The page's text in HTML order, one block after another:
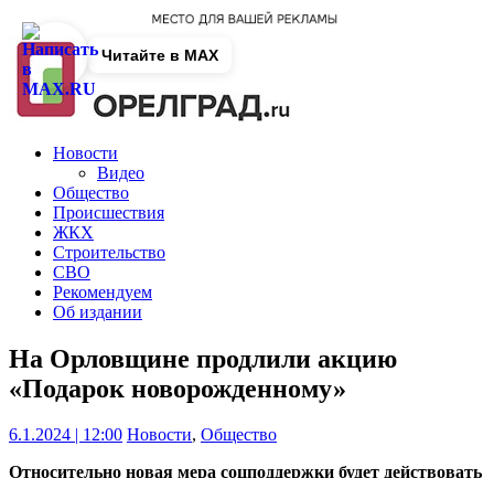
Новости
Видео
Общество
Происшествия
ЖКХ
Строительство
СВО
Рекомендуем
Об издании
На Орловщине продлили акцию
«Подарок новорожденному»
6.1.2024 | 12:00 Новости, Общество
Относительно новая мера соцподдержки будет действовать
Читайте в MAX